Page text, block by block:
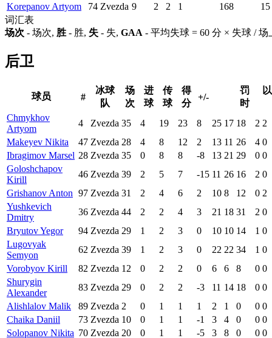
Korepanov Artyom
74 Zvezda 9 2 2 1 168
15
词汇表
场次 - 场次, 胜 - 胜, 失 - 失, GAA - 平均失球 = 60 分 × 失球 / 场
后卫
球员 #
冰球
队
场
次
进
球
传
球
得
分
+/-
罚
时
Chmykhov
Artyom
4 Zvezda 35 4 19 23 8 25 17 18 2 2
Makeyev Nikita
47 Zvezda 28 4 8 12 2 13 11 26 4 0
Ibragimov Marsel 28 Zvezda 35 0 8 8 -8 13 21 29 0 0
Goloshchapov
Kirill
46 Zvezda 39 2 5 7 -15 11 26 16 2 0
Grishanov Anton 97 Zvezda 31 2 4 6 2 10 8 12 0 2
Yushkevich
Dmitry
36 Zvezda 44 2 2 4 3 21 18 31 2 0
Bryutov Yegor
94 Zvezda 29 1 2 3 0 10 10 14 1 0
Lugovyak
Semyon
62 Zvezda 39 1 2 3 0 22 22 34 1 0
Vorobyov Kirill
82 Zvezda 12 0 2 2 0 6 6 8 0 0
Shurygin
Alexander
83 Zvezda 29 0 2 2 -3 11 14 18 0 0
Alishlalov Malik
89 Zvezda 2 0 1 1 1 2 1 0 0 0
Chaika Daniil
73 Zvezda 10 0 1 1 -1 3 4 0 0 0
Solopanov Nikita 70 Zvezda 20 0 1 1 -5 3 8 0 0 0